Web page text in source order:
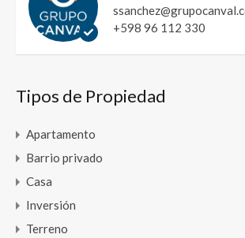
+598 96 112 330
Tipos de Propiedad
Apartamento
Barrio privado
Casa
Inversión
Terreno